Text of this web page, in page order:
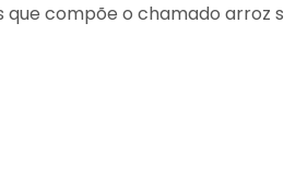
compõe o chamado arroz